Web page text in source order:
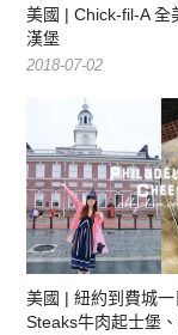
美國 | Chick-fil-A 全
漢堡
2018-07-02
美國 | 紐約到費城
Steaks牛肉起士堡